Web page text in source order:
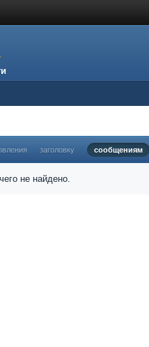
заголовку сообщениям
не найдено.